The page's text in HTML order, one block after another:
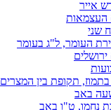
אייר
העצמאות
שני
העומר, ל"ג בעומר
ירושלים
בתמוז, תקופת בין המצרים
באב
נחמו, ט"ו באב